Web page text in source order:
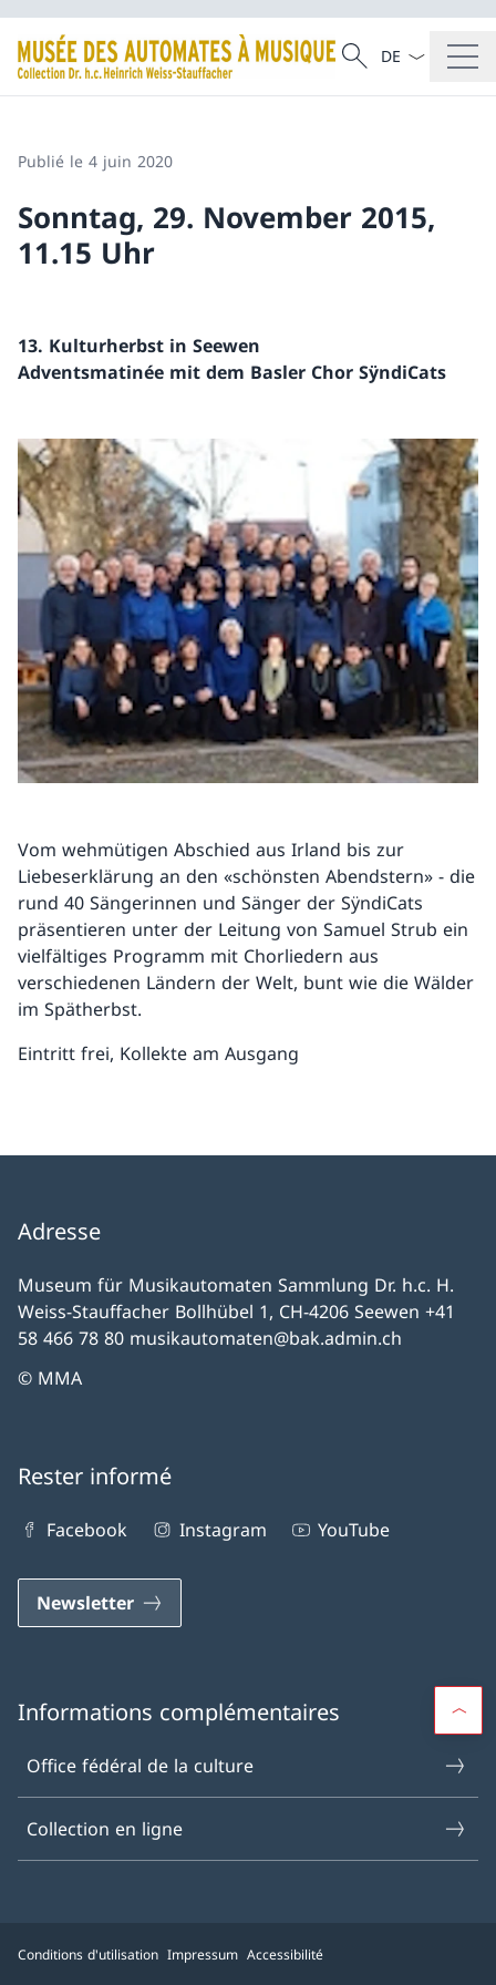
Recherche
Recherche
La langue
Publié le 4 juin 2020
Sonntag, 29. November 2015,
11.15 Uhr
13. Kulturherbst in Seewen
Adventsmatinée mit dem Basler Chor SÿndiCats
Vom wehmütigen Abschied aus Irland bis zur
Liebeserklärung an den «schönsten Abendstern» - die
rund 40 Sängerinnen und Sänger der SÿndiCats
präsentieren unter der Leitung von Samuel Strub ein
vielfältiges Programm mit Chorliedern aus
verschiedenen Ländern der Welt, bunt wie die Wälder
im Spätherbst.
Eintritt frei, Kollekte am Ausgang
Adresse
Museum für Musikautomaten Sammlung Dr. h.c. H.
Weiss-Stauffacher Bollhübel 1, CH-4206 Seewen +41
58 466 78 80 musikautomaten@bak.admin.ch
© MMA
Rester informé
Facebook Instagram YouTube
Newsletter
Informations complémentaires
Office fédéral de la culture
Collection en ligne
Conditions d'utilisation Impressum Accessibilité